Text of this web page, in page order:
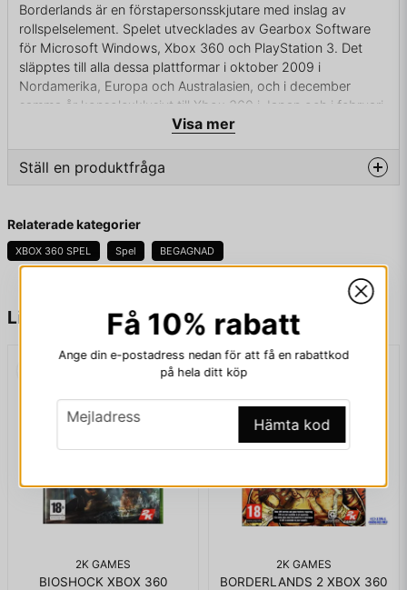
Liknande produkter
2K GAMES
BIOSHOCK XBOX 360
2K GAMES
BORDERLANDS 2 XBOX 360
Borderlands är en förstapersonsskjutare med inslag av
rollspelselement. Spelet utvecklades av Gearbox Software
för Microsoft Windows, Xbox 360 och PlayStation 3. Det
släpptes till alla dessa plattformar i oktober 2009 i
Nordamerika, Europa och Australasien, och i december
samma år konsolexklusivt till Xbox 360 i Japan och i februari
2010 till Windows. PSÄven en Mac OS X-portering
december 2010.
fotorealistiskt återgivna miljöer till en mer förenklad stil med
serieteckningsliknande utseende. Denna förändring kapade
produktionstiden och utvecklingskostnaden samt gav spelet
KOMPLETT I BOX MED PAPER SLEEVE
Visa mer
Ställ en produktfråga
Fråga oss något om denna produkten...
Relaterade kategorier
XBOX 360 SPEL Spel BEGAGNAD
Få 10% rabatt
Ange din e-postadress nedan för att få en rabattkod
på hela ditt köp
email
Mejladress Hämta kod